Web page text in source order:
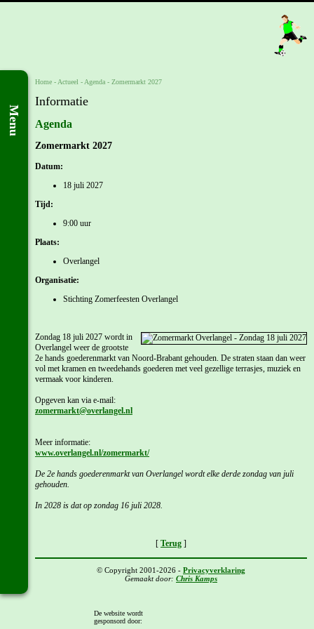
Menu
Home - Actueel - Agenda - Zomermarkt 2027
Informatie
Agenda
Zomermarkt 2027
Datum:
18 juli 2027
Tijd:
9:00 uur
Plaats:
Overlangel
Organisatie:
Stichting Zomerfeesten Overlangel
Zondag 18 juli 2027 wordt in
Overlangel weer de grootste
2e hands goederenmarkt van Noord-Brabant gehouden. De straten staan dan weer
vol met kramen en tweedehands goederen met veel gezellige terrasjes, muziek en
vermaak voor kinderen.
Opgeven kan via e-mail:
zomermarkt@overlangel.nl
Meer informatie:
www.overlangel.nl/zomermarkt/
De 2e hands goederenmarkt van Overlangel wordt elke derde zondag van juli
gehouden.
In 2028 is dat op zondag 16 juli 2028.
[ Terug ]
© Copyright 2001-2026 - Privacyverklaring
Gemaakt door: Chris Kamps
De website wordt
gesponsord door: